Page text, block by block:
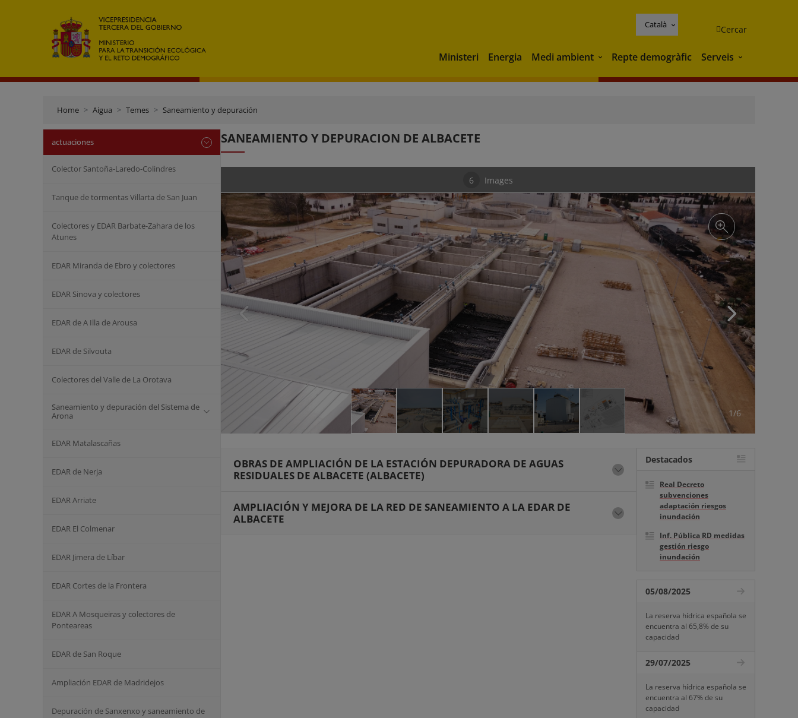
Català Cercar
Ministeri Energia Medi ambient Medi ambient
Repte demogràfic Serveis Serveis
Home Aigua Temes Saneamiento y depuración
actuaciones
Colector Santoña-Laredo-Colindres
Tanque de tormentas Villarta de San Juan
Colectores y EDAR Barbate-Zahara de los
Atunes
EDAR Miranda de Ebro y colectores
EDAR Sinova y colectores
EDAR de A Illa de Arousa
EDAR de Silvouta
Colectores del Valle de La Orotava
Saneamiento y depuración del Sistema de
Arona
EDAR Matalascañas
EDAR de Nerja
EDAR Arriate
EDAR El Colmenar
EDAR Jimera de Líbar
EDAR Cortes de la Frontera
EDAR A Mosqueiras y colectores de
Ponteareas
EDAR de San Roque
Ampliación EDAR de Madridejos
Depuración de Sanxenxo y saneamiento de
SANEAMIENTO Y DEPURACION DE ALBACETE
6 Images
1/6
OBRAS DE AMPLIACIÓN DE LA ESTACIÓN DEPURADORA DE AGUAS
RESIDUALES DE ALBACETE (ALBACETE)
AMPLIACIÓN Y MEJORA DE LA RED DE SANEAMIENTO A LA EDAR DE
ALBACETE
Destacados
Real Decreto
subvenciones
adaptación riesgos
inundación
Inf. Pública RD medidas
gestión riesgo
inundación
05/08/2025
La reserva hídrica española se
encuentra al 65,8% de su
capacidad
29/07/2025
La reserva hídrica española se
encuentra al 67% de su
capacidad